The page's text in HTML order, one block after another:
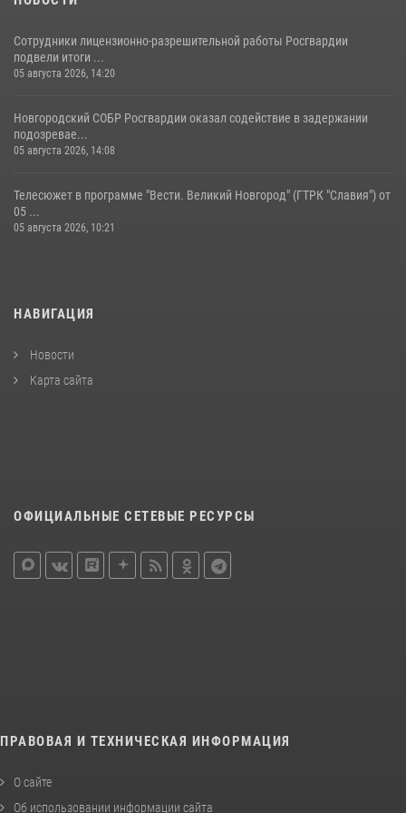
Сотрудники лицензионно-разрешительной работы Росгвардии
подвели итоги ...
05 августа 2026, 14:20
Новгородский СОБР Росгвардии оказал содействие в задержании
подозревае...
05 августа 2026, 14:08
Телесюжет в программе "Вести. Великий Новгород" (ГТРК "Славия") от
05 ...
05 августа 2026, 10:21
НАВИГАЦИЯ
Новости
Карта сайта
ОФИЦИАЛЬНЫЕ СЕТЕВЫЕ РЕСУРСЫ
ПРАВОВАЯ И ТЕХНИЧЕСКАЯ ИНФОРМАЦИЯ
О сайте
Об использовании информации сайта